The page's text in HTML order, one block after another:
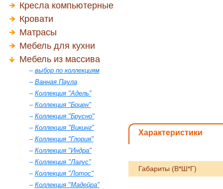
Кресла компьютерные
Кровати
Матрасы
Мебель для кухни
Мебель из массива
– выбор по коллекциям
– Ванная Паула
– Коллекция "Адель"
– Коллекция "Боцен"
– Коллекция "Брусно"
– Коллекция "Викинг"
– Коллекция "Глория"
– Коллекция "Индра"
– Коллекция "Лагус"
– Коллекция "Лотос"
– Коллекция "Мадейра"
Характеристики
Габариты (В*Ш*Г)